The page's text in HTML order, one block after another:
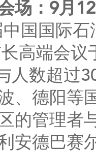
场：9月
国国际
高端会议
人数超过
、德阳等
的管理者
安德巴赛